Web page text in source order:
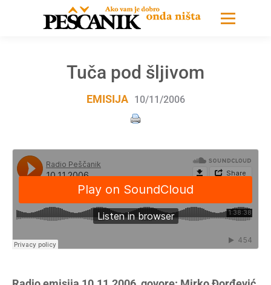
Tuča pod šljivom
EMISIJA 10/11/2006